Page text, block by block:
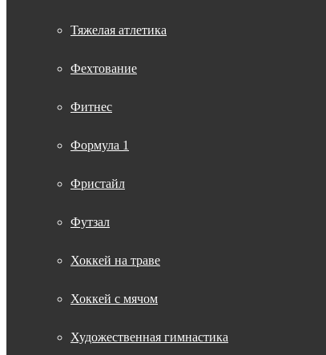
Тяжелая атлетика
Фехтование
Фитнес
Формула 1
Фристайл
Футзал
Хоккей на траве
Хоккей с мячом
Художественная гимнастика